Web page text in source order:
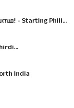
- Starting Phili...
India